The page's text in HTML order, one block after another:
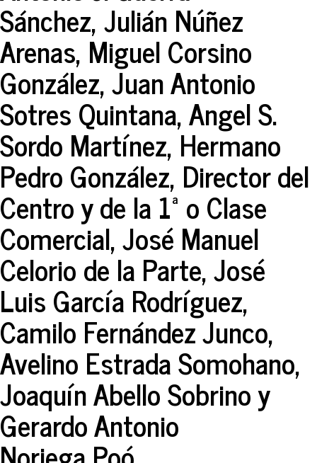
Sánchez, Julián Núñez
Arenas, Miguel Corsino
González, Juan Antonio
Sotres Quintana, Angel S.
Sordo Martínez, Hermano
Pedro González, Director del
Centro y de la 1ª o Clase
Comercial, José Manuel
Celorio de la Parte, José
Luis García Rodríguez,
Camilo Fernández Junco,
Avelino Estrada Somohano,
Joaquín Abello Sobrino y
Gerardo Antonio